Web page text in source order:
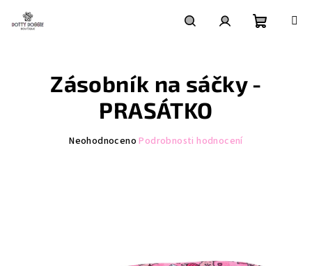
obsah
košík
Zásobník na sáčky -
PRASÁTKO
Průměrné
Neohodnoceno Podrobnosti hodnocení